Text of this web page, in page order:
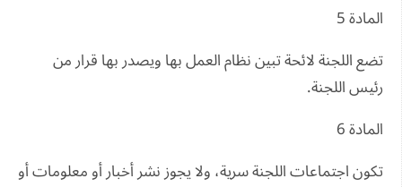
المادة 5
تضع اللجنة لائحة تبين نظام العمل بها ويصدر بها قرار من
رئيس اللجنة.
المادة 6
تكون اجتماعات اللجنة سرية، ولا يجوز نشر أخبار أو معلومات أو